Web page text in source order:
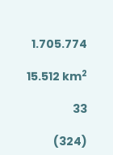
1.705.774
15.512 km2
33
(324)